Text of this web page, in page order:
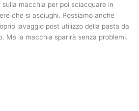
macchia per poi sciacquare in
che si asciughi. Possiamo anche
lavaggio post utilizzo della pasta da
Ma la macchia sparirà senza problemi.